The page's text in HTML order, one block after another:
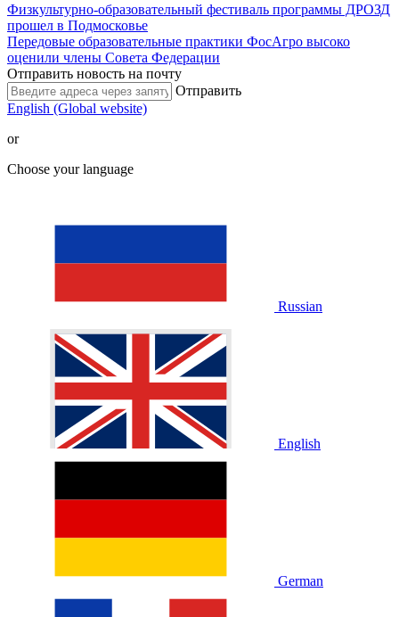
Физкультурно-образовательный фестиваль программы ДРОЗД
прошел в Подмосковье
Передовые образовательные практики ФосАгро высоко
оценили члены Совета Федерации
Отправить новость на почту
Отправить
English (Global website)
or
Choose your language
Russian
English
German